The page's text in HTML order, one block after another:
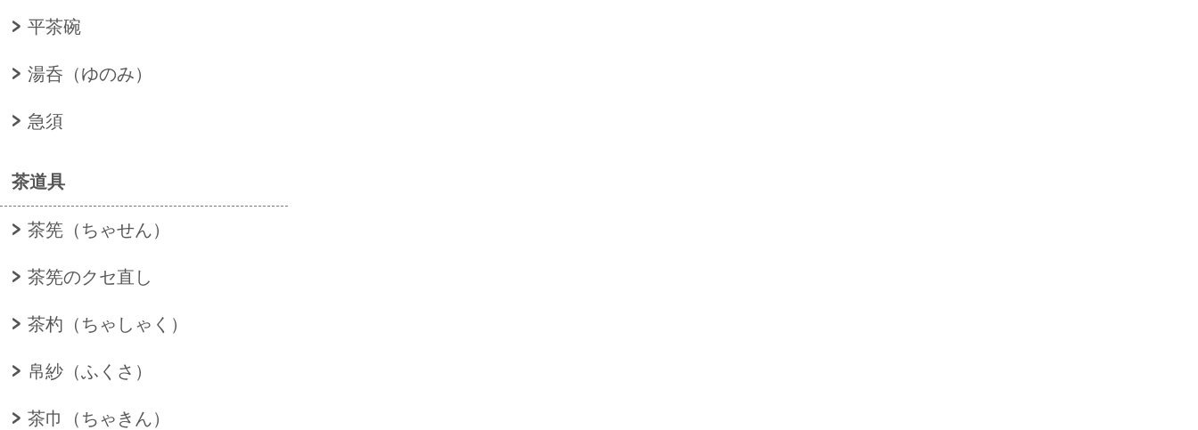
平茶碗
湯呑（ゆのみ）
急須
茶道具
茶筅（ちゃせん）
茶筅のクセ直し
茶杓（ちゃしゃく）
帛紗（ふくさ）
茶巾（ちゃきん）